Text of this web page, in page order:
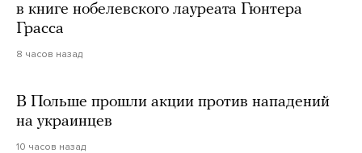
в книге нобелевского лауреата Гюнтера
Грасса
8 часов назад
В Польше прошли акции против нападений
на украинцев
10 часов назад